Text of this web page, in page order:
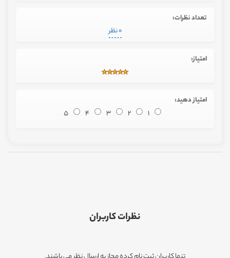
تعداد نظرات:
0 نظر
امتیاز:
امتیاز دهید:
1
2
3
4
5
نظرات کاربران